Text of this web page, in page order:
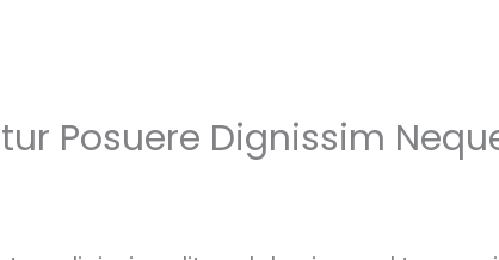
Posuere Dignissim